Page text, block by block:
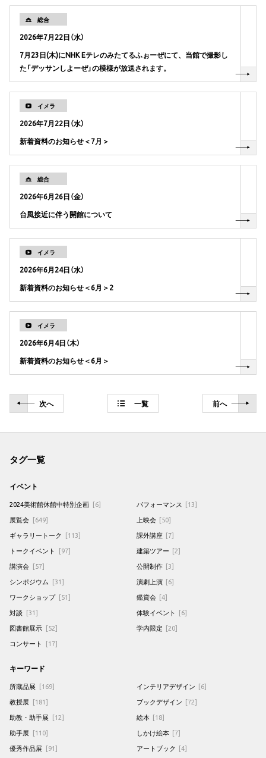
総合
2026年7月22日（水）
7月23日(木)にNHK Eテレのみたてるふぉーぜにて、当館で撮影し
た「デッサンしよーぜ」の模様が放送されます。
イメラ
2026年7月22日（水）
新着資料のお知らせ＜7月＞
総合
2026年6月26日（金）
台風接近に伴う開館について
イメラ
2026年6月24日（水）
新着資料のお知らせ＜6月＞2
イメラ
2026年6月4日（木）
新着資料のお知らせ＜6月＞
次へ 一覧 前へ
タグ一覧
イベント
2024美術館休館中特別企画 [6]
展覧会 [649]
ギャラリートーク [113]
トークイベント [97]
講演会 [57]
シンポジウム [31]
ワークショップ [51]
対談 [31]
図書館展示 [52]
コンサート [17]
パフォーマンス [13]
上映会 [50]
課外講座 [7]
建築ツアー [2]
公開制作 [3]
演劇上演 [6]
鑑賞会 [4]
体験イベント [6]
学内限定 [20]
キーワード
所蔵品展 [169]
教授展 [181]
助教・助手展 [12]
助手展 [110]
優秀作品展 [91]
インテリアデザイン [6]
ブックデザイン [72]
絵本 [18]
しかけ絵本 [7]
アートブック [4]